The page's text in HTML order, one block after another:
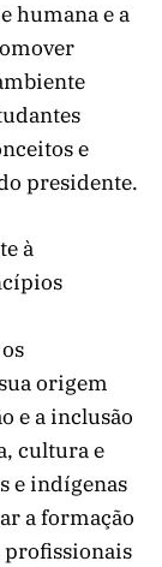
humana e a
e
presidente.
à
origem
e a inclusão
cultura e
e indígenas
a formação
profissionais